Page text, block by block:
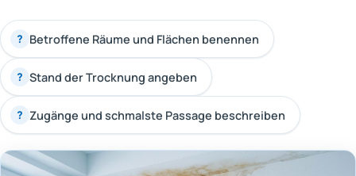
? Betroffene Räume und Flächen benennen
? Stand der Trocknung angeben
? Zugänge und schmalste Passage beschreiben